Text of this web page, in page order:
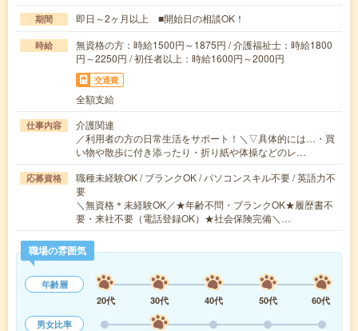
期間 即日～2ヶ月以上 ■開始日の相談OK！
時給
無資格の方：時給1500円～1875円 / 介護福祉士：時給1800
円～2250円 / 初任者以上：時給1600円～2000円
交通費
全額支給
仕事内容
介護関連
／利用者の方の日常生活をサポート！＼▽具体的には…・買
い物や散歩に付き添ったり・折り紙や体操などのレ…
応募資格
職種未経験OK / ブランクOK / パソコンスキル不要 / 英語力不
要
＼無資格＊未経験OK／★年齢不問・ブランクOK★履歴書不
要・来社不要（電話登録OK）★社会保険完備＼…
職場の雰囲気
年齢層
20代
30代 40代 50代
60代
男女比率